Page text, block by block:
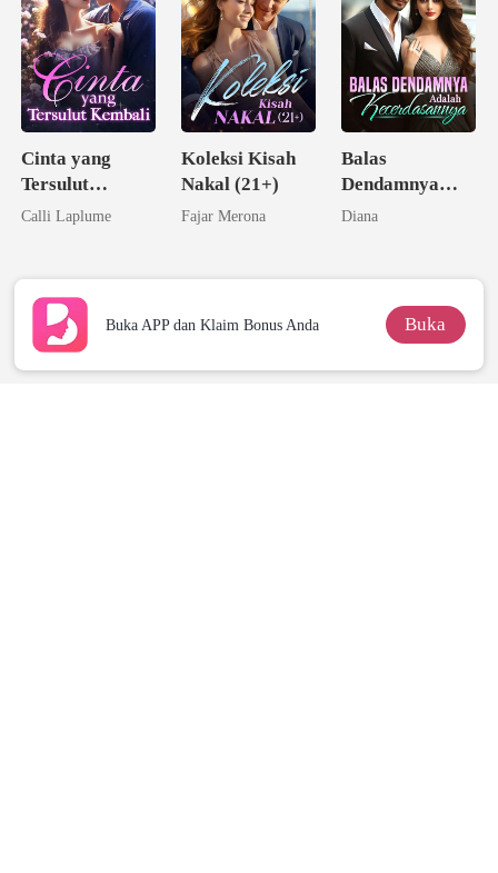
Cinta yang
Tersulut
Kembali
Calli Laplume
Koleksi Kisah
Nakal (21+)
Fajar Merona
Balas
Dendamnya
Adalah
Diana
Buka APP dan Klaim Bonus Anda Buka